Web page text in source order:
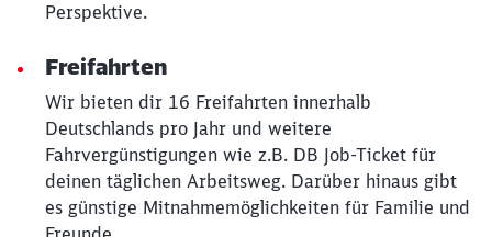
Perspektive.
Freifahrten
Wir bieten dir 16 Freifahrten innerhalb
Deutschlands pro Jahr und weitere
Fahrvergünstigungen wie z.B. DB Job-Ticket für
deinen täglichen Arbeitsweg. Darüber hinaus gibt
es günstige Mitnahmemöglichkeiten für Familie und